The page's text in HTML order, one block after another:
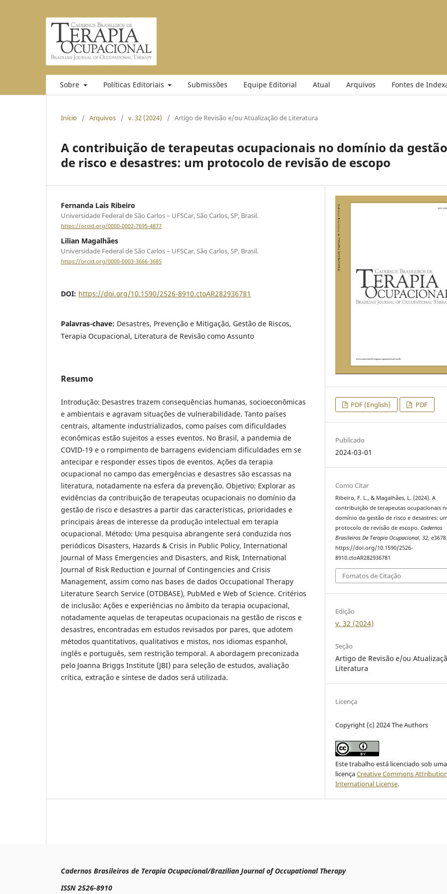
Sobre Políticas Editoriais Submissões Equipe Editorial Atual Arquivos Fontes de
Início / Arquivos / v. 32 (2024) / Artigo de Revisão e/ou Atualização de Literatura
A contribuição de terapeutas ocupacionais no domínio da gestão
de risco e desastres: um protocolo de revisão de escopo
Fernanda Lais Ribeiro
Universidade Federal de São Carlos – UFSCar, São Carlos, SP, Brasil.
https://orcid.org/0000-0002-7695-4877
Lilian Magalhães
Universidade Federal de São Carlos – UFSCar, São Carlos, SP, Brasil.
https://orcid.org/0000-0003-3666-3685
DOI: https://doi.org/10.1590/2526-8910.ctoAR282936781
Palavras-chave: Desastres, Prevenção e Mitigação, Gestão de Riscos,
Terapia Ocupacional, Literatura de Revisão como Assunto
Resumo
Introdução: Desastres trazem consequências humanas, socioeconômicas
e ambientais e agravam situações de vulnerabilidade. Tanto países
centrais, altamente industrializados, como países com dificuldades
econômicas estão sujeitos a esses eventos. No Brasil, a pandemia de
COVID-19 e o rompimento de barragens evidenciam dificuldades em se
antecipar e responder esses tipos de eventos. Ações da terapia
ocupacional no campo das emergências e desastres são escassas na
literatura, notadamente na esfera da prevenção. Objetivo: Explorar as
evidências da contribuição de terapeutas ocupacionais no domínio da
gestão de risco e desastres a partir das características, prioridades e
principais áreas de interesse da produção intelectual em terapia
ocupacional. Método: Uma pesquisa abrangente será conduzida nos
periódicos Disasters, Hazards & Crisis in Public Policy, International
Journal of Mass Emergencies and Disasters, and Risk, International
Journal of Risk Reduction e Journal of Contingencies and Crisis
Management, assim como nas bases de dados Occupational Therapy
Literature Search Service (OTDBASE), PubMed e Web of Science. Critérios
de inclusão: Ações e experiências no âmbito da terapia ocupacional,
notadamente aquelas de terapeutas ocupacionais na gestão de riscos e
desastres, encontradas em estudos revisados por pares, que adotem
métodos quantitativos, qualitativos e mistos, nos idiomas espanhol,
inglês e português, sem restrição temporal. A abordagem preconizada
pelo Joanna Briggs Institute (JBI) para seleção de estudos, avaliação
crítica, extração e síntese de dados será utilizada.
PDF (English) PDF
Publicado
2024-03-01
Como Citar
Ribeiro, F. L., & Magalhães, L. (2024). A
contribuição de terapeutas ocupacionais
domínio da gestão de risco e desastres:
protocolo de revisão de escopo.Cadernos
Brasileiros De Terapia Ocupacional,32, e3678.
https://doi.org/10.1590/2526-
8910.ctoAR282936781
Fomatos de Citação
Edição
v. 32 (2024)
Seção
Artigo de Revisão e/ou
Literatura
Licença
Copyright (c) 2024 The Authors
Este trabalho está licenciado sob uma
licençaCreative Commons
International License.
Cadernos Brasileiros de Terapia Ocupacional/Brazilian Journal of Occupational Therapy
ISSN 2526-8910